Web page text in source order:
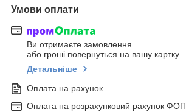
Умови оплати
Ви отримаєте замовлення
або гроші повернуться на вашу картку
Детальніше
Оплата на рахунок
Оплата на розрахунковий рахунок ФОП